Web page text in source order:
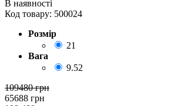
В наявності
Код товару: 500024
Розмір
21
Вага
9.52
109480грн
65688 грн